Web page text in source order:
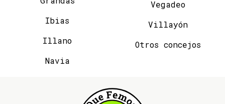
Ibias
Illano
Navia
Vegadeo
Villayón
Otros concejos